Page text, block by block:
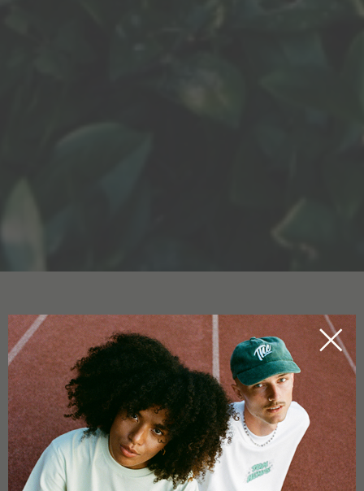
L’HUILE DE CBD POUR LES
ANIMAUX
HOME CBDICTIONARY
Il existe également des produits CBD pour animaux : par
exemple,l’huile de CBD pour les chiens
l’huile de CBD pour
les chats. Les humains ne sont pas les seuls qui peuvent